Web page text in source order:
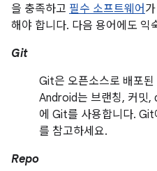
을 충족하고 필수 소프트웨어
해야 합니다. 다음 용어에도 익
Git
Git은 오픈소스로 배포
Android는 브랜칭, 커밋,
에 Git를 사용합니다.
를 참고하세요.
Repo